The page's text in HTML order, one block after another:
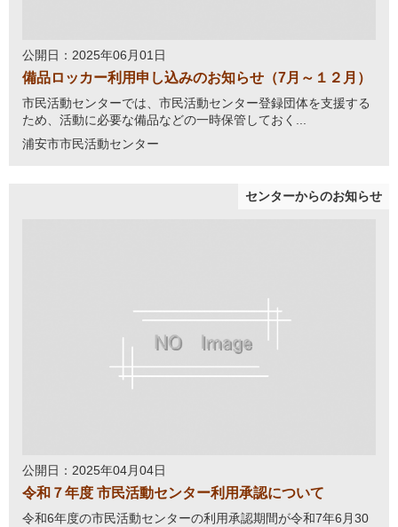
公開日：2025年06月01日
備品ロッカー利用申し込みのお知らせ（7月～１２月）
市民活動センターでは、市民活動センター登録団体を支援する
ため、活動に必要な備品などの一時保管しておく...
浦安市市民活動センター
センターからのお知らせ
公開日：2025年04月04日
令和７年度 市民活動センター利用承認について
令和6年度の市民活動センターの利用承認期間が令和7年6月30